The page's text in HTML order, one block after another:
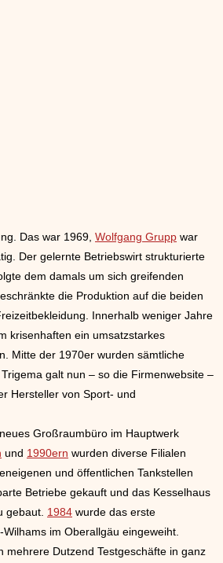
Das war 1969, Wolfgang Grupp war
Der gelernte Betriebswirt strukturierte
dem damals um sich greifenden
die Produktion auf die beiden
Innerhalb weniger Jahre
krisenhaften ein umsatzstarkes
Mitte der 1970er wurden sämtliche
galt nun – so die Firmenwebsite –
Hersteller von Sport- und
Großraumbüro im Hauptwerk
und 1990ern wurden diverse Filialen
und öffentlichen Tankstellen
Betriebe gekauft und das Kesselhaus
gebaut. 1984 wurde das erste
Wilhams im Oberallgäu eingeweiht.
mehrere Dutzend Testgeschäfte in ganz